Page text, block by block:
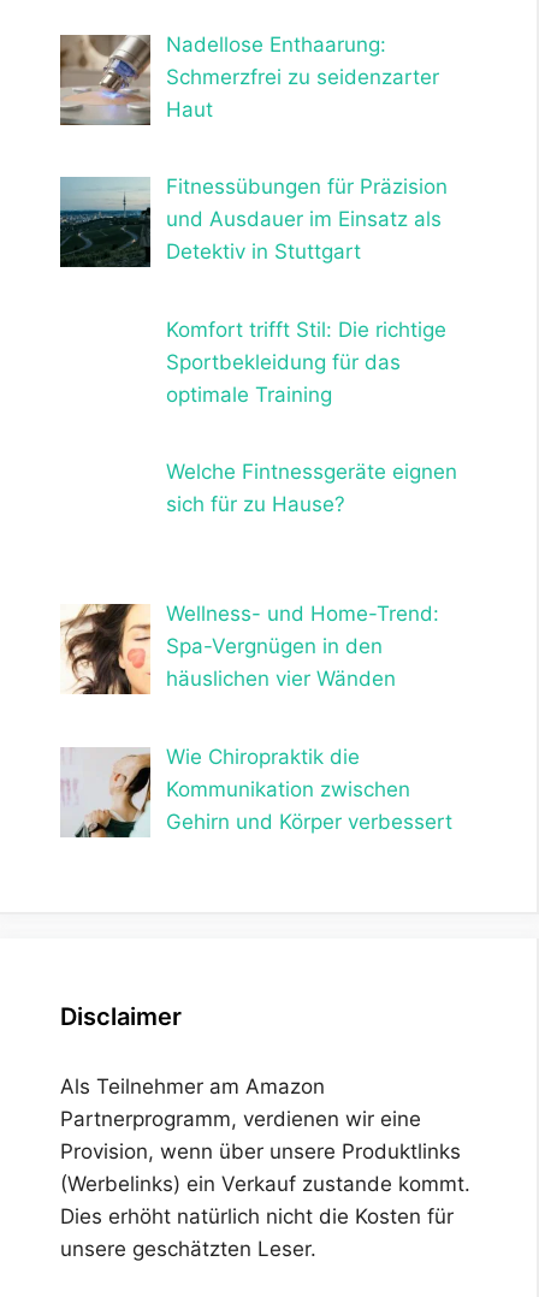
Nadellose Enthaarung:
Schmerzfrei zu seidenzarter
Haut
Fitnessübungen für Präzision
und Ausdauer im Einsatz als
Detektiv in Stuttgart
Komfort trifft Stil: Die richtige
Sportbekleidung für das
optimale Training
Welche Fintnessgeräte eignen
sich für zu Hause?
Wellness- und Home-Trend:
Spa-Vergnügen in den
häuslichen vier Wänden
Wie Chiropraktik die
Kommunikation zwischen
Gehirn und Körper verbessert
Disclaimer
Als Teilnehmer am Amazon
Partnerprogramm, verdienen wir eine
Provision, wenn über unsere Produktlinks
(Werbelinks) ein Verkauf zustande kommt.
Dies erhöht natürlich nicht die Kosten für
unsere geschätzten Leser.